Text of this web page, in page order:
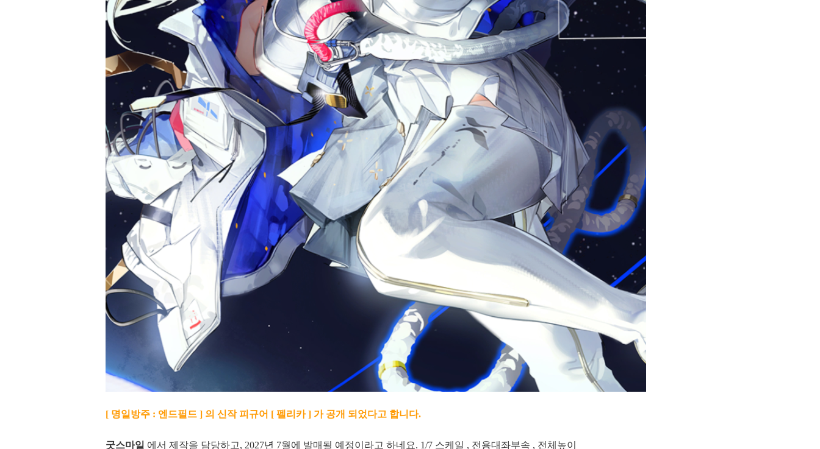
[ 명일방주 : 엔드필드 ] 의 신작 피규어 [ 펠리카 ] 가 공개 되었다고 합니다.
굿스마일 에서 제작을 담당하고, 2027년 7월에 발매될 예정이라고 하네요. 1/7 스케일 , 전용대좌부속 , 전체높이